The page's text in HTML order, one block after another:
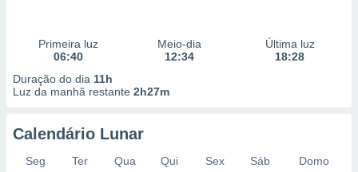
ou
de dados
e melhorar
dados
Primeira luz
06:40
Meio-dia
12:34
Última luz
18:28
Duração do dia 11h
Luz da manhã restante 2h27m
Calendário Lunar
Seg Ter Qua Qui Sex Sáb
Domo